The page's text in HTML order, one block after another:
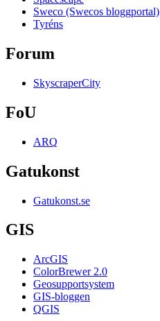
Sweco (Swecos bloggportal)
Tyréns
Forum
SkyscraperCity
FoU
ARQ
Gatukonst
Gatukonst.se
GIS
ArcGIS
ColorBrewer 2.0
Geosupportsystem
GIS-bloggen
QGIS